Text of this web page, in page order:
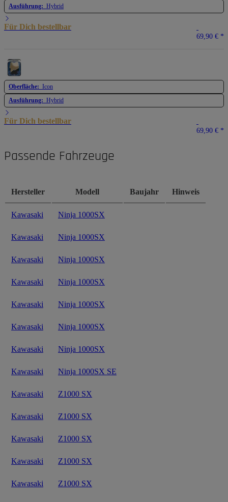
Ausführung: Hybrid
Für Dich bestellbar
69,90 € *
Oberfläche: Icon
Ausführung: Hybrid
Für Dich bestellbar
69,90 € *
Passende Fahrzeuge
Hersteller Modell Baujahr Hinweis
Kawasaki Ninja 1000SX
Kawasaki Ninja 1000SX
Kawasaki Ninja 1000SX
Kawasaki Ninja 1000SX
Kawasaki Ninja 1000SX
Kawasaki Ninja 1000SX
Kawasaki Ninja 1000SX
Kawasaki Ninja 1000SX SE
Kawasaki Z1000 SX
Kawasaki Z1000 SX
Kawasaki Z1000 SX
Kawasaki Z1000 SX
Kawasaki Z1000 SX